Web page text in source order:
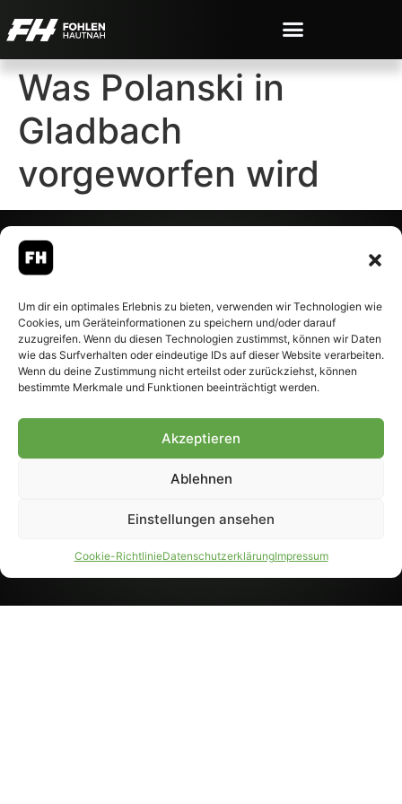
Um dir ein optimales Erlebnis zu bieten, verwenden wir Technologien wie
Cookies, um Geräteinformationen zu speichern und/oder darauf
zuzugreifen. Wenn du diesen Technologien zustimmst, können wir Daten
wie das Surfverhalten oder eindeutige IDs auf dieser Website verarbeiten.
Wenn du deine Zustimmung nicht erteilst oder zurückziehst, können
bestimmte Merkmale und Funktionen beeinträchtigt werden.
Akzeptieren
Ablehnen
Einstellungen ansehen
Cookie-RichtlinieDatenschutzerklärungImpressum
Was Polanski in
Gladbach
vorgeworfen wird
– Alle rechte vorbehalten.
Fohlen-Hautnah.de ist ein
offiziell eingetragenes Magazin
bei der Deutschen
Nationalbibliothek (ISSN 1868-
Weiterverarbeitung, auch
Genehmigung.
PARTNER WERDEN
AGB